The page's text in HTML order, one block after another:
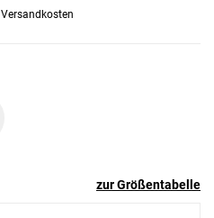
Versandkosten
zur Größentabelle